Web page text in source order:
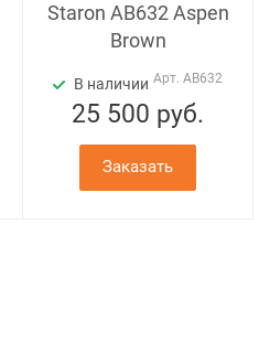
Staron AB632 Aspen
Brown
В наличии Арт. AB632
25 500 руб.
Заказать